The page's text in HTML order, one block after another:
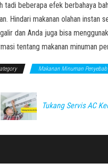
tadi beberapa efek berbahaya
Hindari makanan olahan instan
dan Anda juga bisa
tentang makanan minuman
Makanan Minuman
Tukang Servis AC